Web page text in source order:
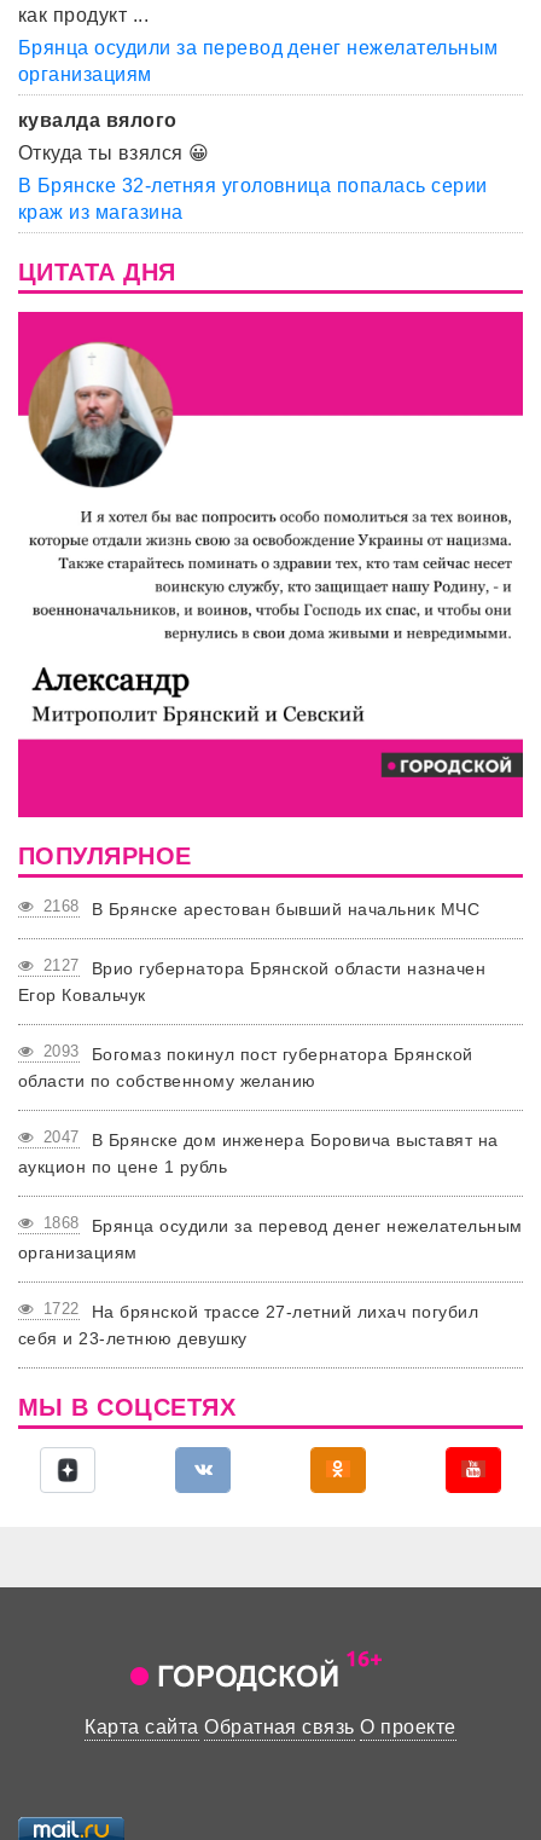
как продукт ...
Брянца осудили за перевод денег нежелательным
организациям
кувалда вялого
Откуда ты взялся 😀
В Брянске 32-летняя уголовница попалась серии
краж из магазина
ЦИТАТА ДНЯ
ПОПУЛЯРНОЕ
2168 В Брянске арестован бывший начальник МЧС
2127
Врио губернатора Брянской области назначен
Егор Ковальчук
2093
Богомаз покинул пост губернатора Брянской
области по собственному желанию
2047
В Брянске дом инженера Боровича выставят на
аукцион по цене 1 рубль
1868
Брянца осудили за перевод денег нежелательным
организациям
1722
На брянской трассе 27-летний лихач погубил
себя и 23-летнюю девушку
МЫ В СОЦСЕТЯХ
Карта сайта Обратная связь О проекте